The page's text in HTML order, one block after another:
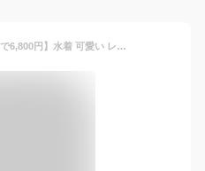
【2,000円OFFクーポン利用で6,800円】水着 可愛い レディース タンキニ 水着 レディース 体型カバー 2026新色登場 長袖シャツ ハーフパンツ 4点セット ビキニ セパレート 無地 ビスチェ風 黒 20代 30代 40代 ママ水着 大人 二の腕 太もも